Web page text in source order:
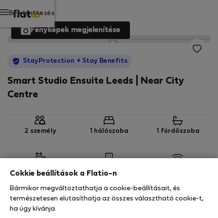
Bejelentkezés
Fényképek megjelenítése
StayProtection + Stay Benefits
Smart Studio Ensuite Leeds | Near City
Centre
2 személy 1 hálószoba 1 fürdőszoba
StayProtection Stay Benefits
Az Ön tartózkodását ebben az ingatlanban a
Cokkie beállítások a Flatio-n
Bármikor megváltoztathatja a cookie-beállításait, és
természetesen elutasíthatja az összes választható cookie-t,
ha úgy kívánja.